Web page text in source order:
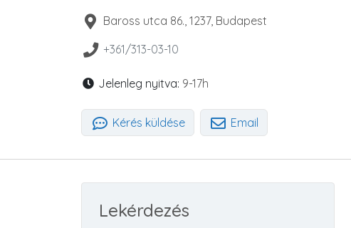
Baross utca 86., 1237, Budapest
+361/313-03-10
Jelenleg nyitva: 9-17h
Kérés küldése Email
Lekérdezés